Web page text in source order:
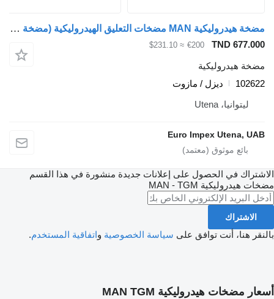
مضخة هيدروليكية MAN مضخات التعليق الهيدروليكية (مضخة التعليق) 102622 لـ الشاحنات MAN LE8.180
TND 677.000
€200
≈ $231.10
مضخة هيدروليكية
102622
ديزل / مازوت
ليتوانيا، Utena
Euro Impex Utena, UAB
الاشتراك في الحصول على إعلانات جديدة منشورة في هذا القسم
مضخات هيدروليكية MAN - TGM
الاشتراك
بالنقر هنا، أنت توافق على سياسة الخصوصية واتفاقية المستخدم.
أسعار مضخات هيدروليكية MAN TGM